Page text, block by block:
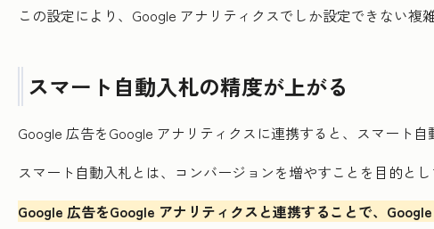
この設定により、Google アナリティクスでしか設定できない
スマート自動入札の精度が上がる
Google 広告をGoogle アナリティクスに連携すると、スマート自
スマート自動入札とは、コンバージョンを増やすことを目的と
Google 広告をGoogle アナリティクスと連携することで、